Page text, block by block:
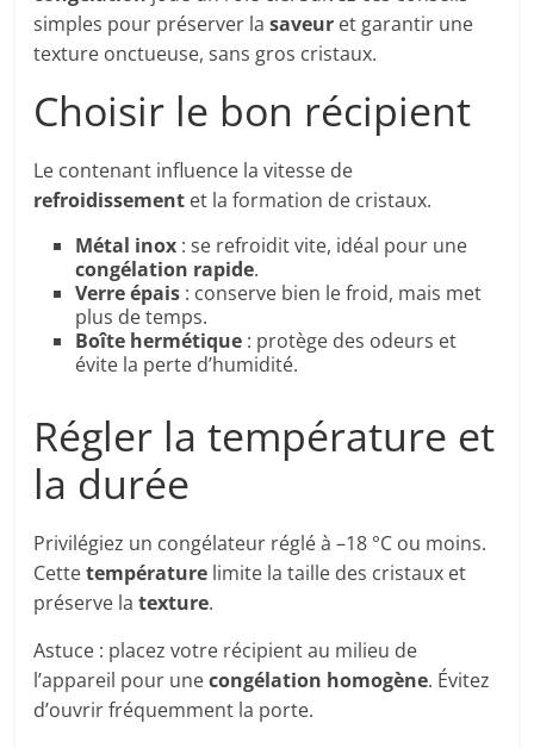
simples pour préserver lasaveur et garantir une
texture onctueuse, sans gros cristaux.
Choisir le bon récipient
Le contenant influence la vitesse de
refroidissement et la formation de cristaux.
Métal inox : se refroidit vite, idéal pour une
congélation rapide.
Verre épais : conserve bien le froid, mais met
plus de temps.
Boîte hermétique : protège des odeurs et
évite la perte d’humidité.
Régler la température et
la durée
Privilégiez un congélateur réglé à –18 °C ou moins.
Cettetempérature limite la taille des cristaux et
préserve latexture.
Astuce : placez votre récipient au milieu de
l’appareil pour unecongélation homogène. Évitez
d’ouvrir fréquemment la porte.